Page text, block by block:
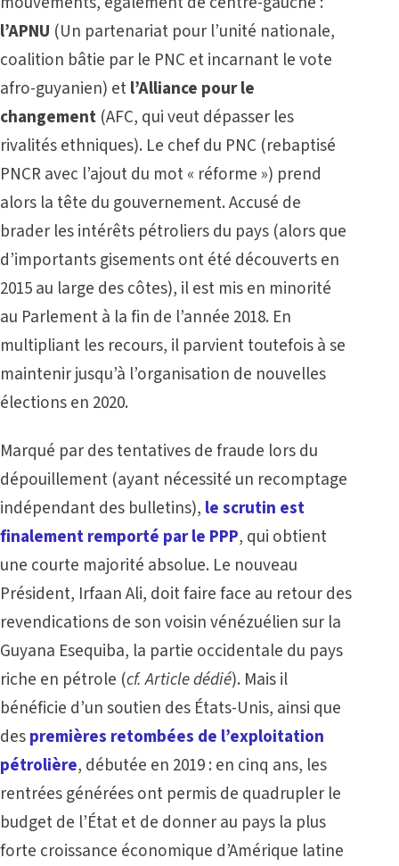
l’APNU (Un partenariat pour l’unité nationale,
coalition bâtie par le PNC et incarnant le vote
afro-guyanien) etl’Alliance pour le
changement (AFC, qui veut dépasser les
rivalités ethniques). Le chef du PNC (rebaptisé
PNCR avec l’ajout du mot « réforme ») prend
alors la tête du gouvernement. Accusé de
brader les intérêts pétroliers du pays (alors que
d’importants gisements ont été découverts en
2015 au large des côtes), il est mis en minorité
au Parlement à la fin de l’année 2018. En
multipliant les recours, il parvient toutefois à se
maintenir jusqu’à l’organisation de nouvelles
élections en 2020.
Marqué par des tentatives de fraude lors du
dépouillement (ayant nécessité un recomptage
indépendant des bulletins), le scrutin est
finalement remporté par le PPP, qui obtient
une courte majorité absolue. Le nouveau
Président, Irfaan Ali, doit faire face au retour des
revendications de son voisin vénézuélien sur la
Guyana Esequiba, la partie occidentale du pays
riche en pétrole (cf.Article dédié). Mais il
bénéficie d’un soutien des États-Unis, ainsi que
despremières retombées de l’exploitation
pétrolière, débutée en 2019 : en cinq ans, les
rentrées générées ont permis de quadrupler le
budget de l’État et de donner au pays la plus
forte croissance économique d’Amérique latine